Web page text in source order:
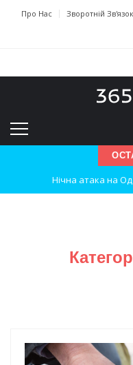
Про Нас Зворотній Зв'язок
Нічна атака на
Інновації в техніці:
Успіхи одеситів на
Нічна атака на